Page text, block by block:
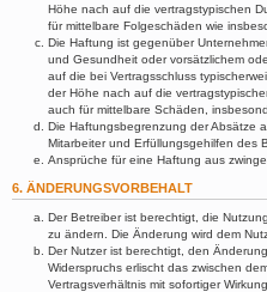
Höhe nach auf die vertragstypischen
für mittelbare Folgeschäden wie
Die Haftung ist gegenüber
und Gesundheit oder vorsätzlichem
auf die bei Vertragsschluss
der Höhe nach auf die
auch für mittelbare Schäden,
Die Haftungsbegrenzung der Absätze
Mitarbeiter und Erfüllungsgehilfen des
Ansprüche für eine Haftung aus
6. ÄNDERUNGSVORBEHALT
Der Betreiber ist berechtigt, die
zu ändern. Die Änderung wird dem
Der Nutzer ist berechtigt, den
Widerspruchs erlischt das zwischen
Vertragsverhältnis mit sofortiger Wirkung.